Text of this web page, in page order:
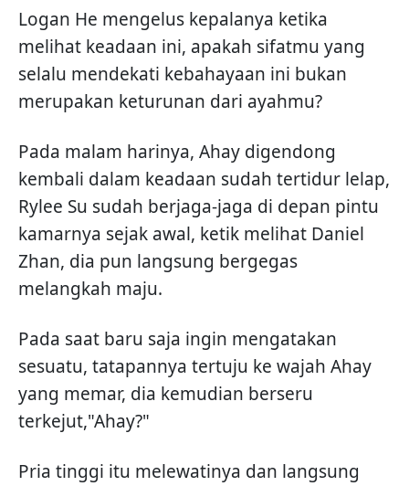
Logan He mengelus kepalanya ketika
melihat keadaan ini, apakah sifatmu yang
selalu mendekati kebahayaan ini bukan
merupakan keturunan dari ayahmu?
Pada malam harinya, Ahay digendong
kembali dalam keadaan sudah tertidur lelap,
Rylee Su sudah berjaga-jaga di depan pintu
kamarnya sejak awal, ketik melihat Daniel
Zhan, dia pun langsung bergegas
melangkah maju.
Pada saat baru saja ingin mengatakan
sesuatu, tatapannya tertuju ke wajah Ahay
yang memar, dia kemudian berseru
terkejut,"Ahay?"
Pria tinggi itu melewatinya dan langsung